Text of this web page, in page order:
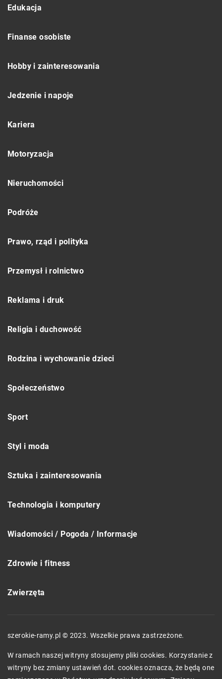
Edukacja
Finanse osobiste
Hobby i zainteresowania
Jedzenie i napoje
Kariera
Motoryzacja
Nieruchomości
Podróże
Prawo, rząd i polityka
Przemysł i rolnictwo
Reklama i druk
Religia i duchowość
Rodzina i wychowanie dzieci
Społeczeństwo
Sport
Styl i moda
Sztuka i zainteresowania
Technologia i komputery
Wiadomości / Pogoda / Informacje
Zdrowie i fitness
Zwierzęta
szerokie-ramy.pl © 2023. Wszelkie prawa zastrzeżone.
W ramach naszej witryny stosujemy pliki cookies. Korzystanie z
witryny bez zmiany ustawień dot. cookies oznacza, że będą one